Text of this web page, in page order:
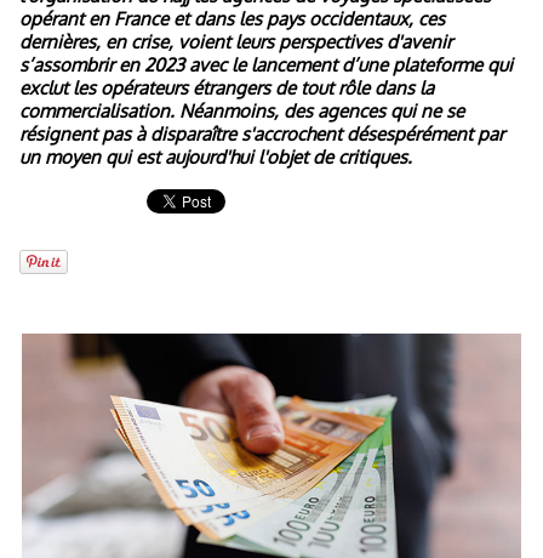
opérant en France et dans les pays occidentaux, ces
dernières, en crise, voient leurs perspectives d'avenir
s’assombrir en 2023 avec le lancement d’une plateforme qui
exclut les opérateurs étrangers de tout rôle dans la
commercialisation. Néanmoins, des agences qui ne se
résignent pas à disparaître s'accrochent désespérément par
un moyen qui est aujourd'hui l'objet de critiques.